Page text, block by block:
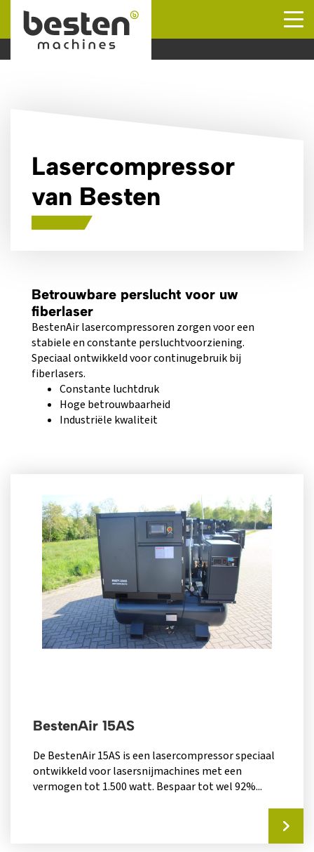
Naar hoofdinhoud
Lasercompressor
van Besten
Betrouwbare perslucht voor uw
fiberlaser
BestenAir lasercompressoren zorgen voor een
stabiele en constante persluchtvoorziening.
Speciaal ontwikkeld voor continugebruik bij
fiberlasers.
Constante luchtdruk
Hoge betrouwbaarheid
Industriële kwaliteit
BestenAir 15AS
De BestenAir 15AS is een lasercompressor speciaal
ontwikkeld voor lasersnijmachines met een
vermogen tot 1.500 watt. Bespaar tot wel 92%...